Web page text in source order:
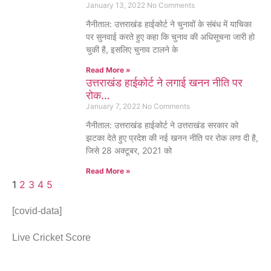
January 13, 2022 No Comments
नैनीताल: उत्तराखंड हाईकोर्ट ने चुनावों के संबंध में याचिका
पर सुनवाई करते हुए कहा कि चुनाव की अधिसूचना जारी हो
चुकी है, इसलिए चुनाव टालने के
Read More »
उत्तराखंड हाईकोर्ट ने लगाई खनन नीति पर
रोक…
January 7, 2022 No Comments
नैनीताल: उत्तराखंड हाईकोर्ट ने उत्तराखंड सरकार को
झटका देते हुए प्रदेश की नई खनन नीति पर रोक लगा दी है,
जिसे 28 अक्टूबर, 2021 को
Read More »
1 2 3 4 5
[covid-data]
Live Cricket Score